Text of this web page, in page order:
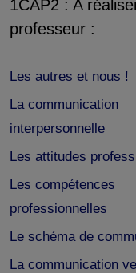
1CAP2 : A
professeur :
Les autres et nous !
La communication
interpersonnelle
Les attitudes
Les compétences
professionnelles
Le schéma de
La communication